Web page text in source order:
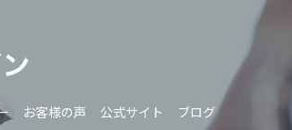
お客様の声 公式サイト ブログ